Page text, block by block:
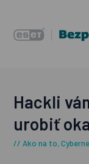
Hackli
urobiť
Ako na to,